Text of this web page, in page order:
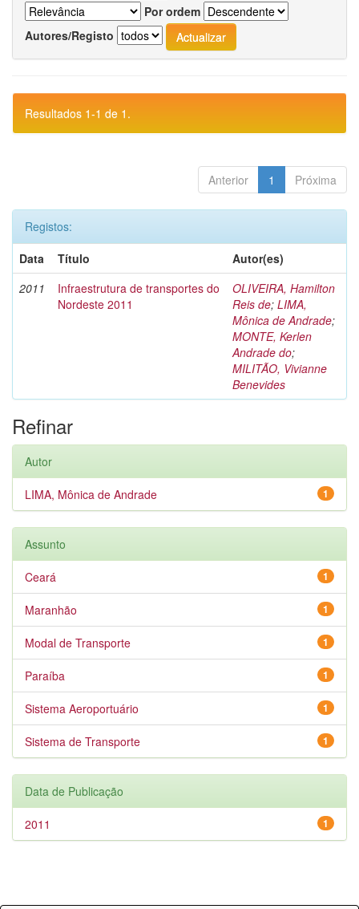
Por ordem
Autores/Registo
Resultados 1-1 de 1.
Anterior 1 Próxima
Registos:
Data
Título
Autor(es)
2011
Infraestrutura de transportes do
Nordeste 2011
OLIVEIRA, Hamilton
Reis de; LIMA,
Mônica de Andrade;
MONTE, Kerlen
Andrade do;
MILITÃO, Vivianne
Benevides
Refinar
Autor
1
LIMA, Mônica de Andrade
Assunto
1
Ceará
1
Maranhão
1
Modal de Transporte
1
Paraíba
1
Sistema Aeroportuário
1
Sistema de Transporte
Data de Publicação
1
2011